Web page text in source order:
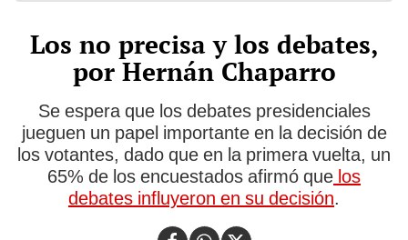
Los no precisa y los debates,
por Hernán Chaparro
Se espera que los debates presidenciales
jueguen un papel importante en la decisión de
los votantes, dado que en la primera vuelta, un
65% de los encuestados afirmó que los
debates influyeron en su decisión.